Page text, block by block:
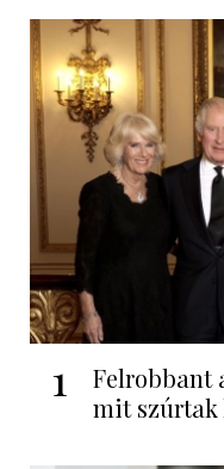
1
Felrobbant
mit szúrtak